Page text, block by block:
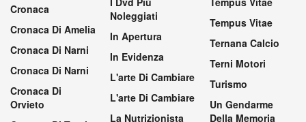
Cronaca
Cronaca Di Amelia
Cronaca Di Narni
Cronaca Di Narni
Cronaca Di
Orvieto
Noleggiati
In Apertura
In Evidenza
L'arte Di Cambiare
L'arte Di Cambiare
La Nutrizionista
Tempus Vitae
Ternana Calcio
Terni Motori
Turismo
Un Gendarme
Della Memoria